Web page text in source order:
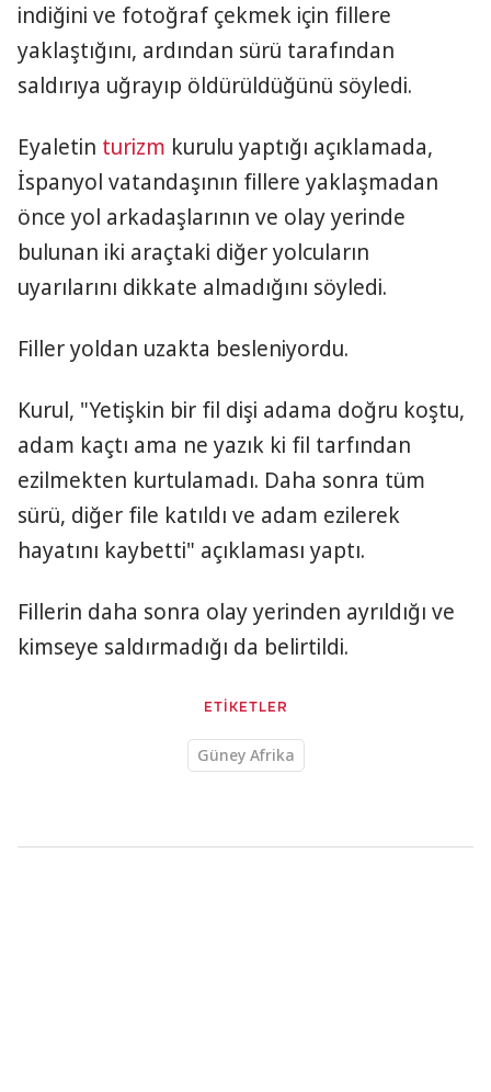
indiğini ve fotoğraf çekmek için fillere
yaklaştığını, ardından sürü tarafından
saldırıya uğrayıp öldürüldüğünü söyledi.
Eyaletin turizm kurulu yaptığı açıklamada,
İspanyol vatandaşının fillere yaklaşmadan
önce yol arkadaşlarının ve olay yerinde
bulunan iki araçtaki diğer yolcuların
uyarılarını dikkate almadığını söyledi.
Filler yoldan uzakta besleniyordu.
Kurul, "Yetişkin bir fil dişi adama doğru koştu,
adam kaçtı ama ne yazık ki fil tarfından
ezilmekten kurtulamadı. Daha sonra tüm
sürü, diğer file katıldı ve adam ezilerek
hayatını kaybetti" açıklaması yaptı.
Fillerin daha sonra olay yerinden ayrıldığı ve
kimseye saldırmadığı da belirtildi.
ETİKETLER
Güney Afrika